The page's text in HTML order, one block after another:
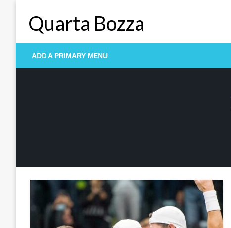
Quarta Bozza
ADD A PRIMARY MENU